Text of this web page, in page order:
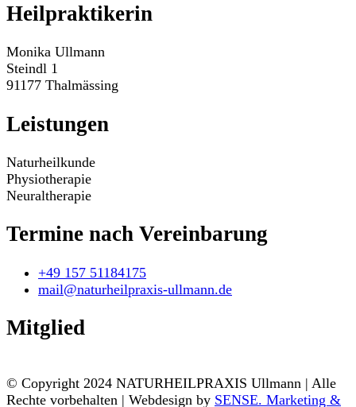
Heilpraktikerin
Monika Ullmann
Steindl 1
91177 Thalmässing
Leistungen
Naturheilkunde
Physiotherapie
Neuraltherapie
Termine nach Vereinbarung
+49 157 51184175
mail@naturheilpraxis-ullmann.de
Mitglied
© Copyright 2024 NATURHEILPRAXIS Ullmann | Alle
Rechte vorbehalten | Webdesign by SENSE. Marketing &